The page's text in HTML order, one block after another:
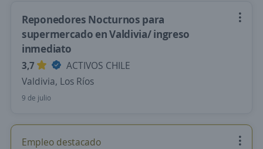
Reponedores Nocturnos para
supermercado en Valdivia/ ingreso
inmediato
3,7
ACTIVOS CHILE
Valdivia, Los Ríos
9 de julio
Empleo destacado